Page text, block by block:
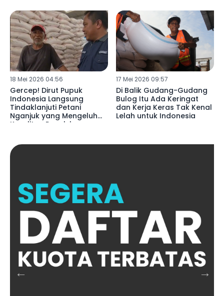
18 Mei 2026 04:56
Gercep! Dirut Pupuk
Indonesia Langsung
Tindaklanjuti Petani
Nganjuk yang Mengeluh
Kesulitan Pupuk ke
17 Mei 2026 09:57
Di Balik Gudang-Gudang
Bulog Itu Ada Keringat
dan Kerja Keras Tak Kenal
Lelah untuk Indonesia